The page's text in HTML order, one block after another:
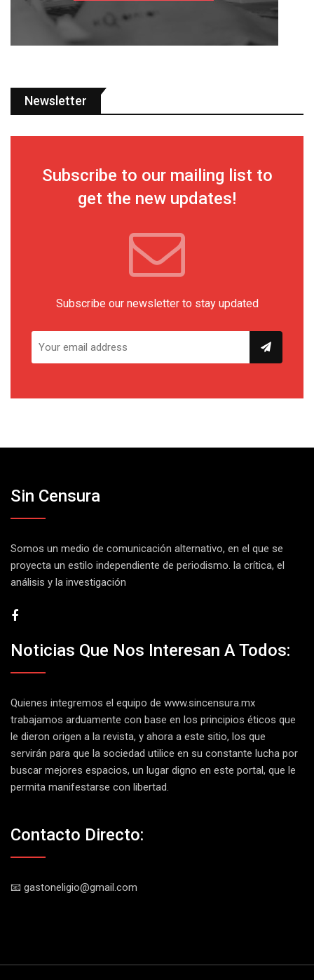
Newsletter
Subscribe to our mailing list to
get the new updates!
Subscribe our newsletter to stay updated
Sin Censura
Somos un medio de comunicación alternativo, en el que se
proyecta un estilo independiente de periodismo. la crítica, el
análisis y la investigación
Noticias Que Nos Interesan A Todos:
Quienes integremos el equipo de www.sincensura.mx
trabajamos arduamente con base en los principios éticos que
le dieron origen a la revista, y ahora a este sitio, los que
servirán para que la sociedad utilice en su constante lucha por
buscar mejores espacios, un lugar digno en este portal, que le
permita manifestarse con libertad.
Contacto Directo:
📧 gastoneligio@gmail.com